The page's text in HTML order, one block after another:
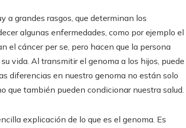
a grandes rasgos, que determinan los
algunas enfermedades, como por ejemplo el
el cáncer per se, pero hacen que la persona
vida. Al transmitir el genoma a los hijos, puede
diferencias en nuestro genoma no están solo
que también pueden condicionar nuestra salud.
explicación de lo que es el genoma. Es